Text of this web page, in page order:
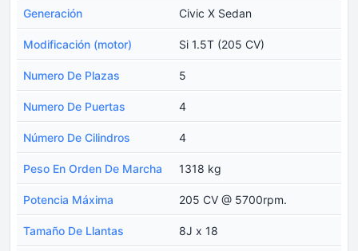
Generación Civic X Sedan
Modificación (motor) Si 1.5T (205 CV)
Numero De Plazas 5
Numero De Puertas 4
Número De Cilindros 4
Peso En Orden De Marcha 1318 kg
Potencia Máxima 205 CV @ 5700rpm.
Tamaño De Llantas 8J x 18